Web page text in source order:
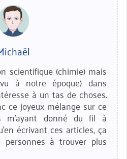
scientifique (chimie) mais
à notre époque) dans
à un tas de choses.
ce joyeux mélange sur ce
m'ayant donné du fil à
écrivant ces articles, ça
à trouver plus